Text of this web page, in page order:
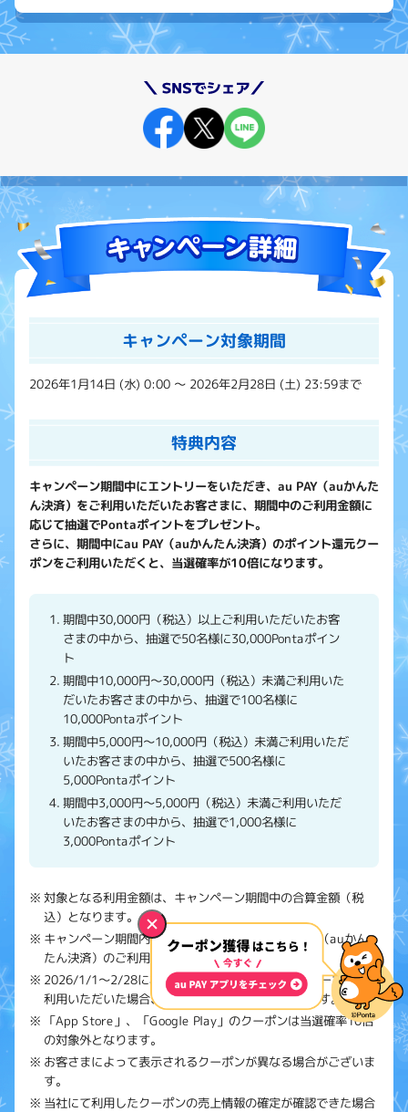
キャンペーン対象期間
2026年1月14日 (水) 0:00 ～ 2026年2月28日 (土) 23:59まで
特典内容
キャンペーン期間中にエントリーをいただき、au PAY（auかんた
ん決済）をご利用いただいたお客さまに、期間中のご利用金額に
応じて抽選でPontaポイントをプレゼント。
さらに、期間中にau PAY（auかんたん決済）のポイント還元クー
ポンをご利用いただくと、当選確率が10倍になります。
期間中30,000円（税込）以上ご利用いただいたお客
さまの中から、抽選で50名様に30,000Pontaポイン
ト
期間中10,000円～30,000円（税込）未満ご利用いた
だいたお客さまの中から、抽選で100名様に
10,000Pontaポイント
期間中5,000円～10,000円（税込）未満ご利用いただ
いたお客さまの中から、抽選で500名様に
5,000Pontaポイント
期間中3,000円～5,000円（税込）未満ご利用いただ
いたお客さまの中から、抽選で1,000名様に
3,000Pontaポイント
対象となる利用金額は、キャンペーン期間中の合算金額（税
込）となります。
キャンペーン期間内であれば、エントリー、au PAY（auかん
たん決済）のご利用の順番は問いません。
2026/1/1～2/28にau PAY（auかんたん決済）のクーポンをご
利用いただいた場合、当選確率10倍の対象となります。
「App Store」、「Google Play」のクーポンは当選確率10倍
の対象外となります。
お客さまによって表示されるクーポンが異なる場合がございま
す。
当社にて利用したクーポンの売上情報の確定が確認できた場合